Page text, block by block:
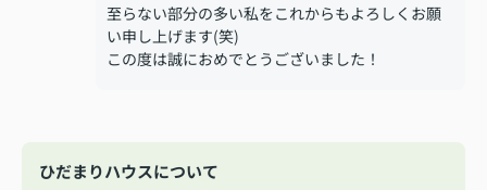
至らない部分の多い私をこれからもよろしくお願
い申し上げます(笑)
この度は誠におめでとうございました！
ひだまりハウスについて